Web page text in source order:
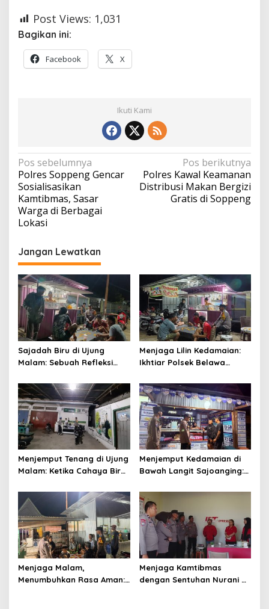
Post Views: 1,031
Bagikan ini:
Facebook X
Ikuti Kami
Navigasi
pos
Pos sebelumnya
Polres Soppeng Gencar
Sosialisasikan
Kamtibmas, Sasar
Warga di Berbagai
Lokasi
Pos berikutnya
Polres Kawal Keamanan
Distribusi Makan Bergizi
Gratis di Soppeng
Jangan Lewatkan
Sajadah Biru di Ujung
Malam: Sebuah Refleksi
Silaturahmi
Menjaga Lilin Kedamaian:
Ikhtiar Polsek Belawa
Ketenteraman Umat
Menjemput Tenang di Ujung
Malam: Ketika Cahaya Biru
Istirahat Warga
Sabbangparu
Menjemput Kedamaian di
Bawah Langit Sajoanging:
Polisi, dan Hati yang
Menjaga
Menjaga Malam,
Menumbuhkan Rasa Aman:
Menjaga Kamtibmas
dengan Sentuhan Nurani di